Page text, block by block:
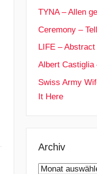
TYNA – Allen
Ceremony –
LIFE –
Albert
Swiss Army
It Here
Archiv
Archiv